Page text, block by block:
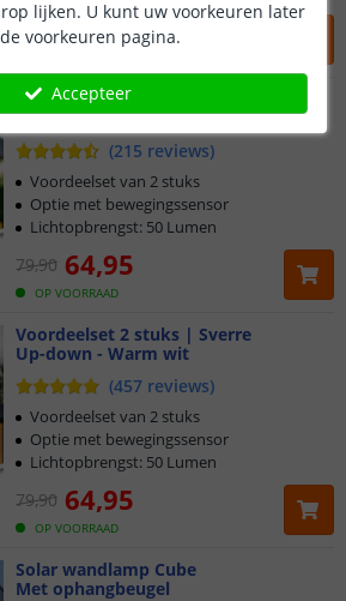
59,90 49,95
Voordeelset 2 stuks | Sverre
Up-down - Warm wit
(215 reviews)
OP VOORRAAD
79,90 64,95
Voordeelset van 2 stuks
Optie met bewegingssensor
Lichtopbrengst: 50 Lumen
Voordeelset 2 stuks | Sverre
Up-down - Warm wit
(457 reviews)
OP VOORRAAD
79,90 64,95
Voordeelset van 2 stuks
Optie met bewegingssensor
Lichtopbrengst: 50 Lumen
Solar wandlamp Cube
Met ophangbeugel
lijken. U kunt uw voorkeuren later
voorkeuren pagina.
Accepteer